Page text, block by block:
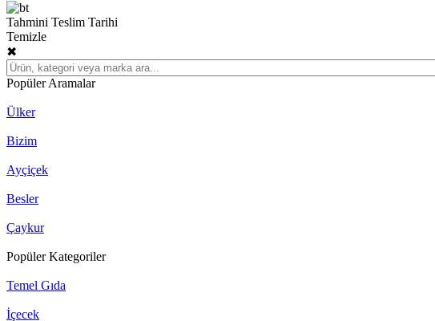
Tahmini Teslim Tarihi
Temizle
✖
Popüler Aramalar
Ülker
Bizim
Ayçiçek
Besler
Çaykur
Popüler Kategoriler
Temel Gıda
İçecek